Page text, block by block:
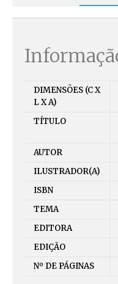
DIMENSÕES (C X
L X A)
TÍTULO
AUTOR
ILUSTRADOR(A)
ISBN
TEMA
EDITORA
EDIÇÃO
Nº DE PÁGINAS